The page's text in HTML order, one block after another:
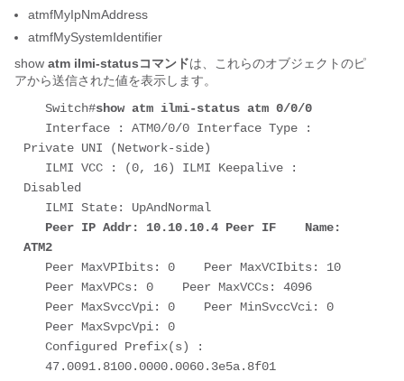
atmfMyIpNmAddress
atmfMySystemIdentifier
show atm ilmi-statusコマンドは、これらのオブジェクトのピ
アから送信された値を表示します。
   Switch#
show atm ilmi-status atm 0/0/0
Private UNI (Network-side)
Disabled
Peer IP Addr: 10.10.10.4 Peer IF    Name:
ATM2